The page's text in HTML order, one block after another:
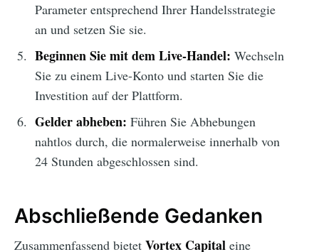
Parameter entsprechend Ihrer Handelsstrategie
an und setzen Sie sie.
Beginnen Sie mit dem Live-Handel: Wechseln
Sie zu einem Live-Konto und starten Sie die
Investition auf der Plattform.
Gelder abheben: Führen Sie Abhebungen
nahtlos durch, die normalerweise innerhalb von
24 Stunden abgeschlossen sind.
Abschließende Gedanken
Zusammenfassend bietet Vortex Capital eine